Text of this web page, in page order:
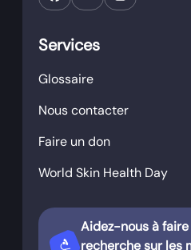
Services
Glossaire
Nous contacter
Faire un don
World Skin Health Day
Aidez-nous à
recherche sur les